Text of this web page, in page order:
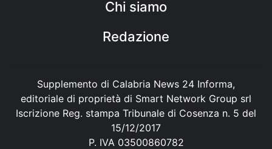
Chi siamo
Redazione
Supplemento di Calabria News 24 Informa,
editoriale di proprietà di Smart Network Group srl
Iscrizione Reg. stampa Tribunale di Cosenza n. 5 del
15/12/2017
P. IVA 03500860782